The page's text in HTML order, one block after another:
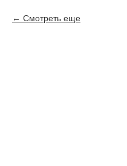
Смотреть еще